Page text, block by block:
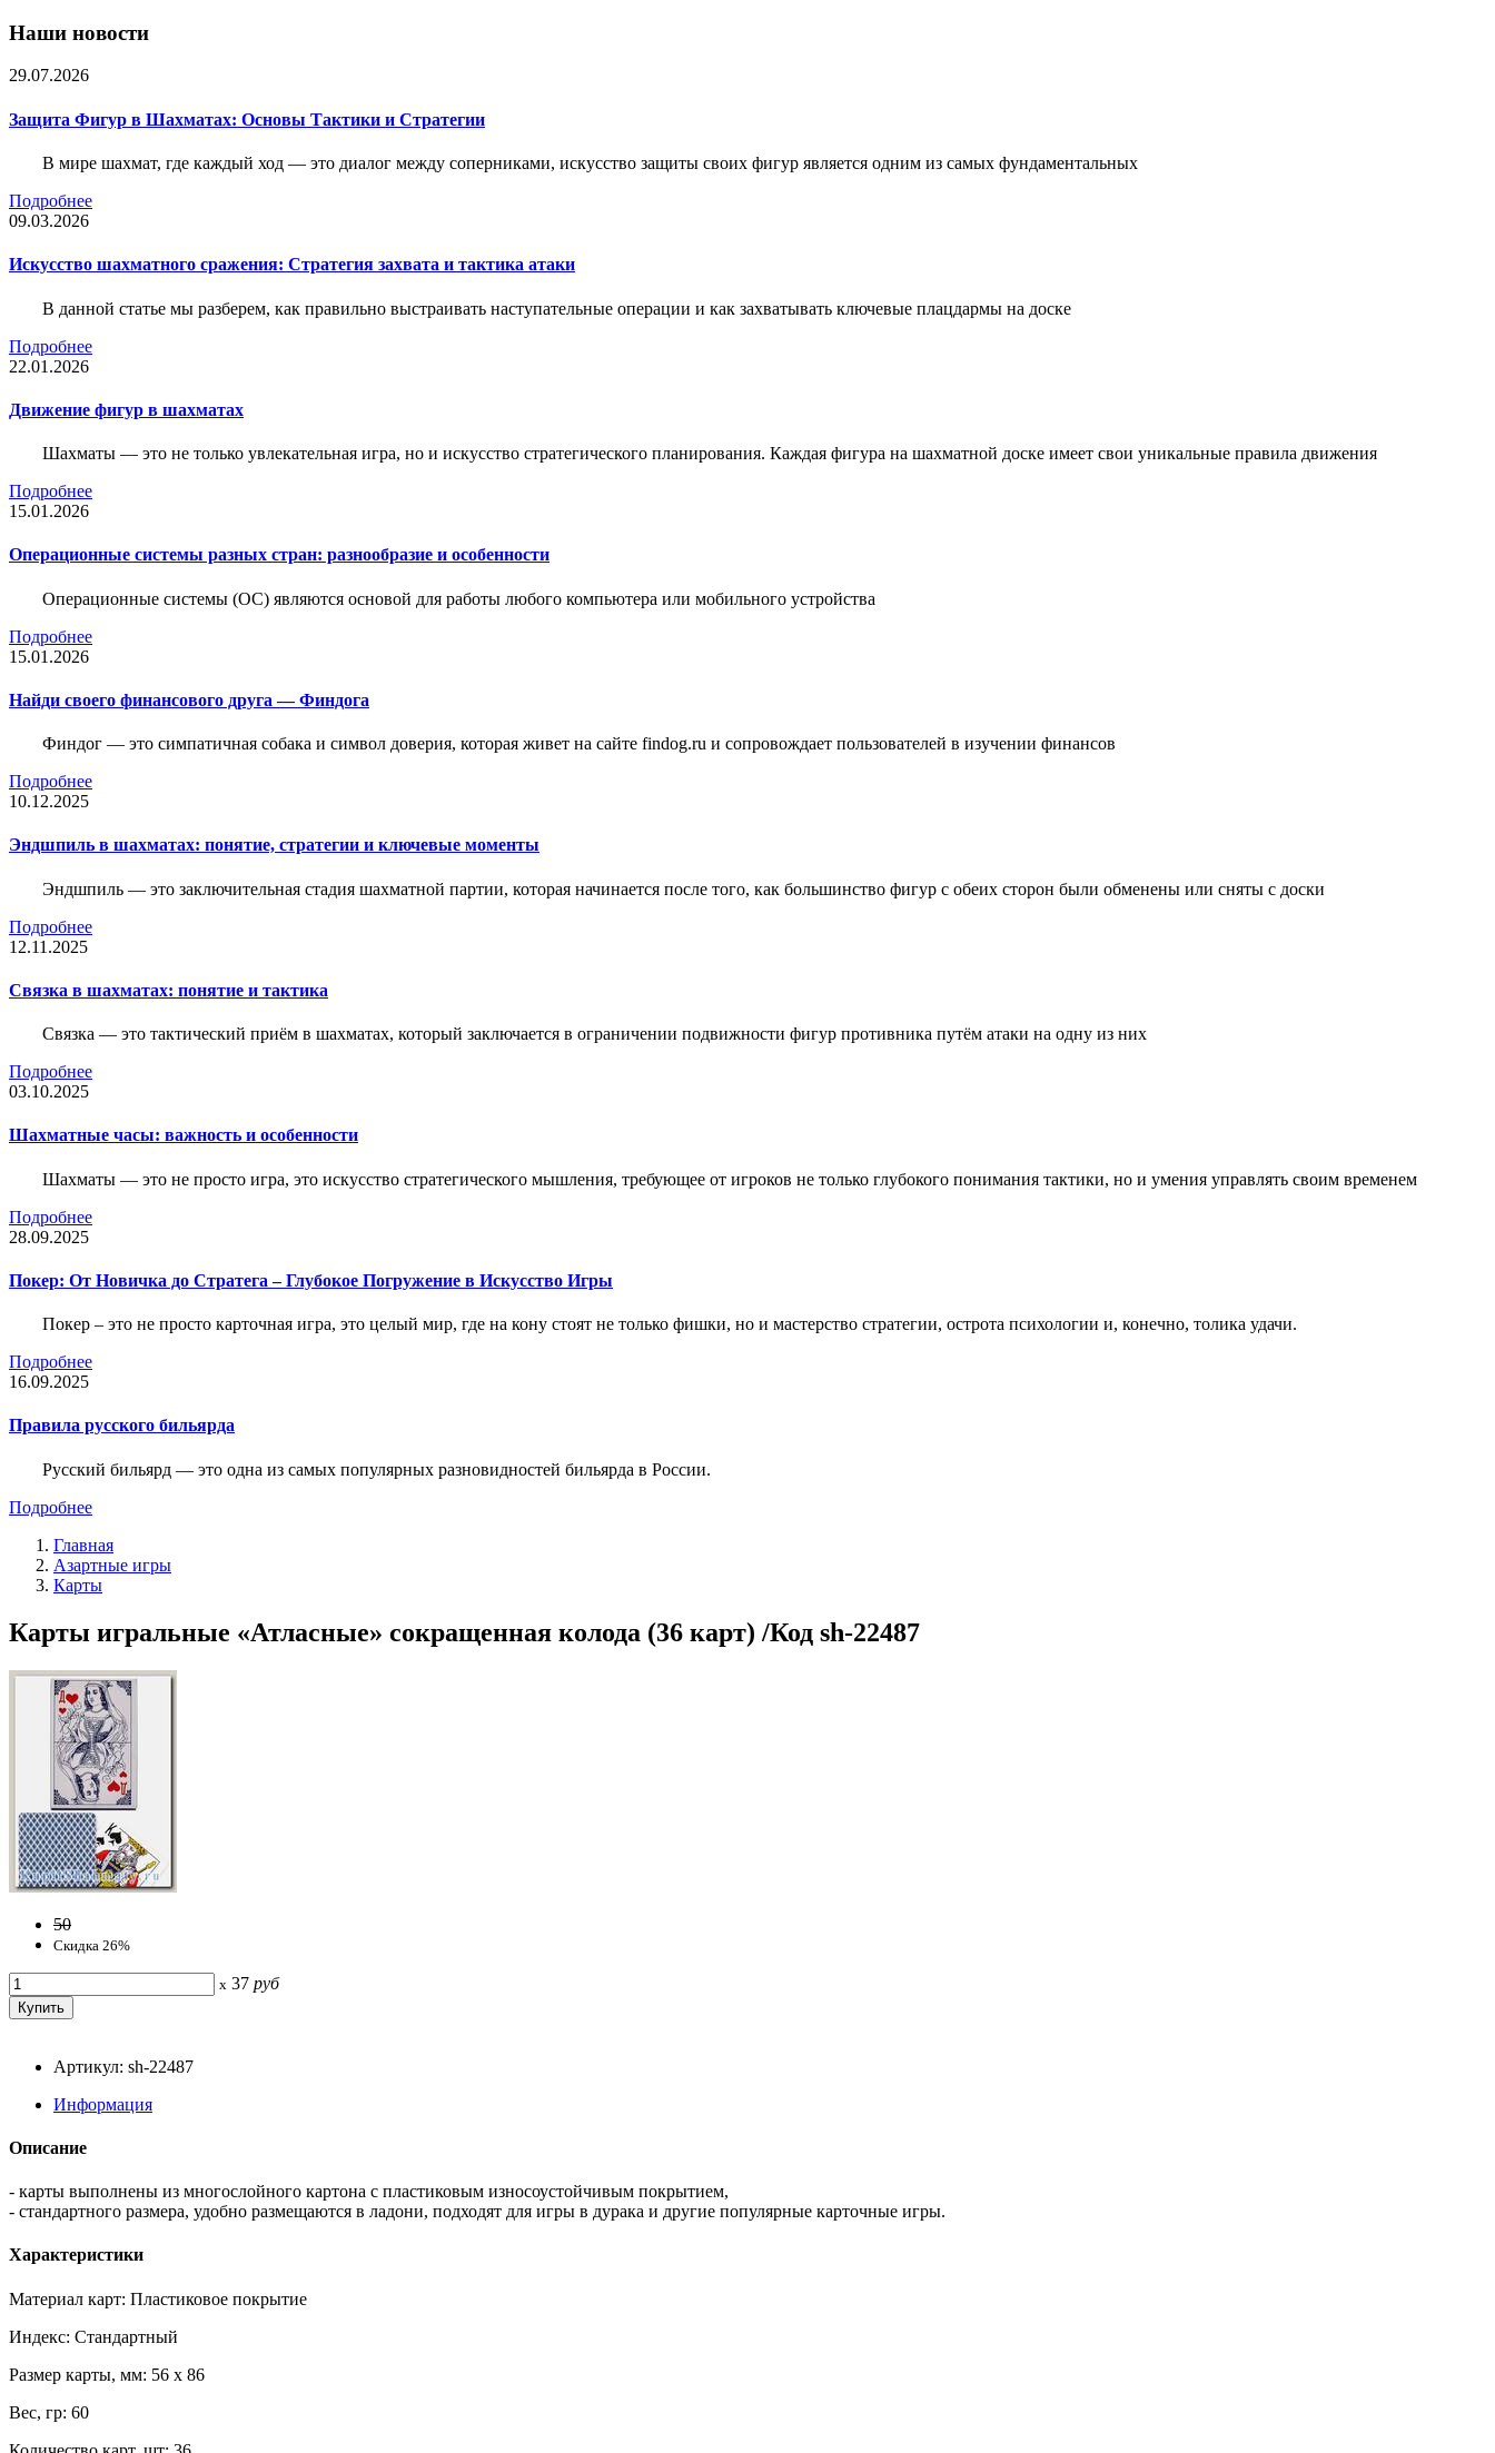
Наши новости
29.07.2026
Защита Фигур в Шахматах: Основы Тактики и Стратегии
В мире шахмат, где каждый ход — это диалог между соперниками, искусство защиты своих фигур является одним из самых фундаментальных
Подробнее
09.03.2026
Искусство шахматного сражения: Стратегия захвата и тактика атаки
В данной статье мы разберем, как правильно выстраивать наступательные операции и как захватывать ключевые плацдармы на доске
Подробнее
22.01.2026
Движение фигур в шахматах
Шахматы — это не только увлекательная игра, но и искусство стратегического планирования. Каждая фигура на шахматной доске имеет свои уникальные правила движения
Подробнее
15.01.2026
Операционные системы разных стран: разнообразие и особенности
Операционные системы (ОС) являются основой для работы любого компьютера или мобильного устройства
Подробнее
15.01.2026
Найди своего финансового друга — Финдога
Финдог — это симпатичная собака и символ доверия, которая живет на сайте findog.ru и сопровождает пользователей в изучении финансов
Подробнее
10.12.2025
Эндшпиль в шахматах: понятие, стратегии и ключевые моменты
Эндшпиль — это заключительная стадия шахматной партии, которая начинается после того, как большинство фигур с обеих сторон были обменены или сняты с доски
Подробнее
12.11.2025
Связка в шахматах: понятие и тактика
Связка — это тактический приём в шахматах, который заключается в ограничении подвижности фигур противника путём атаки на одну из них
Подробнее
03.10.2025
Шахматные часы: важность и особенности
Шахматы — это не просто игра, это искусство стратегического мышления, требующее от игроков не только глубокого понимания тактики, но и умения управлять своим временем
Подробнее
28.09.2025
Покер: От Новичка до Стратега – Глубокое Погружение в Искусство Игры
Покер – это не просто карточная игра, это целый мир, где на кону стоят не только фишки, но и мастерство стратегии, острота психологии и, конечно, толика удачи.
Подробнее
16.09.2025
Правила русского бильярда
Русский бильярд — это одна из самых популярных разновидностей бильярда в России.
Подробнее
Главная
Азартные игры
Карты
Карты игральные «Атласные» сокращенная колода (36 карт) /Код sh-22487
50
Скидка 26%
x 37 руб
Артикул: sh-22487
Информация
Описание
- карты выполнены из многослойного картона с пластиковым износоустойчивым покрытием,
- стандартного размера, удобно размещаются в ладони, подходят для игры в дурака и другие популярные карточные игры.
Характеристики
Материал карт: Пластиковое покрытие
Индекс: Стандартный
Размер карты, мм: 56 x 86
Вес, гр: 60